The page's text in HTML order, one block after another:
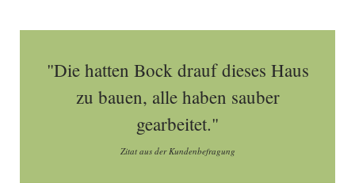
"Die hatten Bock drauf dieses Haus
zu bauen, alle haben sauber
gearbeitet."
Zitat aus der Kundenbefragung